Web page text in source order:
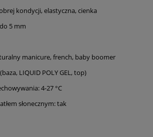
kondycji, elastyczna, cienka
5 mm
manicure, french, baby boomer
LIQUID POLY GEL, top)
4-27 °C
słonecznym: tak